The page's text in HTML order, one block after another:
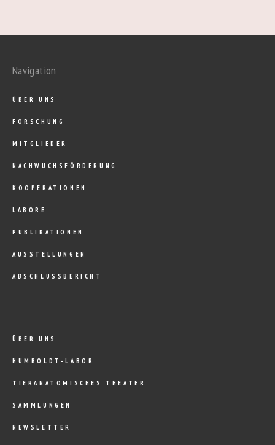
Navigation
ÜBER UNS
FORSCHUNG
MITGLIEDER
NACHWUCHSFÖRDERUNG
KOOPERATIONEN
LABORE
PUBLIKATIONEN
AUSSTELLUNGEN
ABSCHLUSSBERICHT
ÜBER UNS
HUMBOLDT-LABOR
TIERANATOMISCHES THEATER
SAMMLUNGEN
NEWSLETTER